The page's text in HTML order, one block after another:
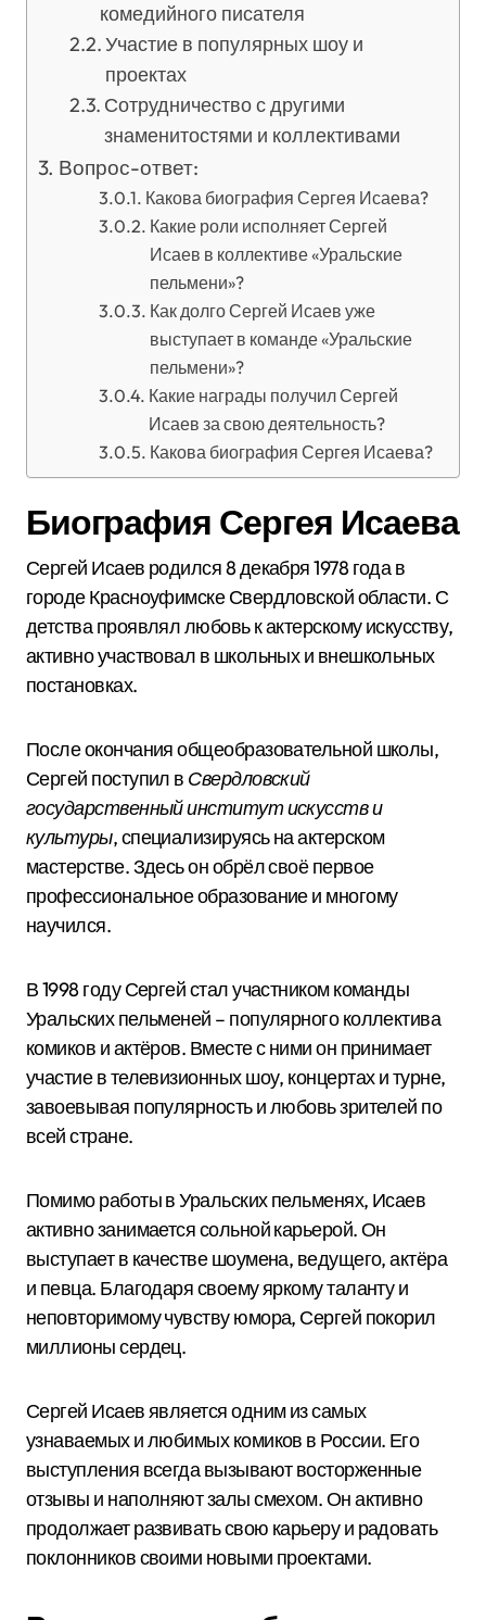
комедийного писателя
Участие в популярных шоу и
проектах
Сотрудничество с другими
знаменитостями и коллективами
Вопрос-ответ:
Какова биография Сергея Исаева?
Какие роли исполняет Сергей
Исаев в коллективе «Уральские
пельмени»?
Как долго Сергей Исаев уже
выступает в команде «Уральские
пельмени»?
Какие награды получил Сергей
Исаев за свою деятельность?
Какова биография Сергея Исаева?
Биография Сергея Исаева
Сергей Исаев родился 8 декабря 1978 года в
городе Красноуфимске Свердловской области. С
детства проявлял любовь к актерскому искусству,
активно участвовал в школьных и внешкольных
постановках.
После окончания общеобразовательной школы,
Сергей поступил в Свердловский
государственный институт искусств и
культуры, специализируясь на актерском
мастерстве. Здесь он обрёл своё первое
профессиональное образование и многому
научился.
В 1998 году Сергей стал участником команды
Уральских пельменей – популярного коллектива
комиков и актёров. Вместе с ними он принимает
участие в телевизионных шоу, концертах и турне,
завоевывая популярность и любовь зрителей по
всей стране.
Помимо работы в Уральских пельменях, Исаев
активно занимается сольной карьерой. Он
выступает в качестве шоумена, ведущего, актёра
и певца. Благодаря своему яркому таланту и
неповторимому чувству юмора, Сергей покорил
миллионы сердец.
Сергей Исаев является одним из самых
узнаваемых и любимых комиков в России. Его
выступления всегда вызывают восторженные
отзывы и наполняют залы смехом. Он активно
продолжает развивать свою карьеру и радовать
поклонников своими новыми проектами.